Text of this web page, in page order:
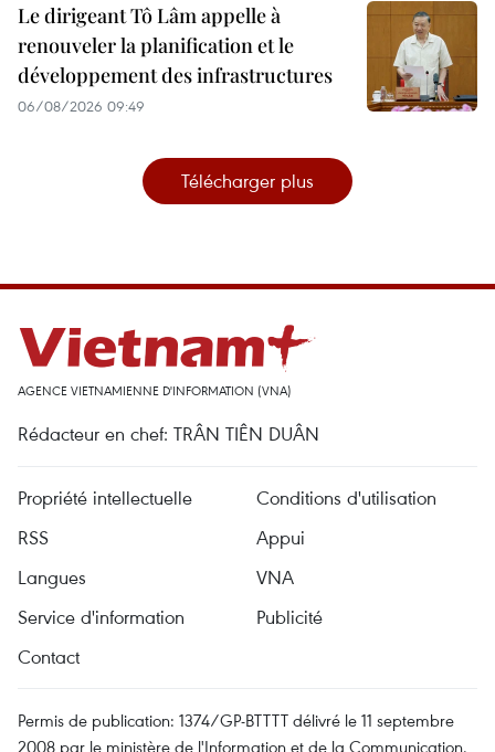
Le dirigeant Tô Lâm appelle à
renouveler la planification et le
développement des infrastructures
06/08/2026 09:49
Télécharger plus
AGENCE VIETNAMIENNE D'INFORMATION (VNA)
Rédacteur en chef: TRÂN TIÊN DUÂN
Propriété intellectuelle
Conditions d'utilisation
RSS
Appui
Langues
VNA
Service d'information
Publicité
Contact
Permis de publication: 1374/GP-BTTTT délivré le 11 septembre
2008 par le ministère de l'Information et de la Communication.